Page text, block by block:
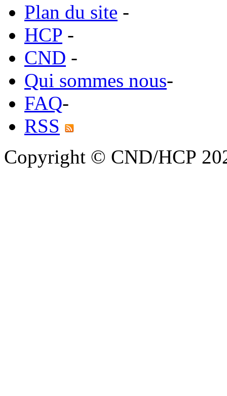
Plan du site -
HCP -
CND -
Qui sommes nous-
FAQ-
RSS
Copyright © CND/HCP